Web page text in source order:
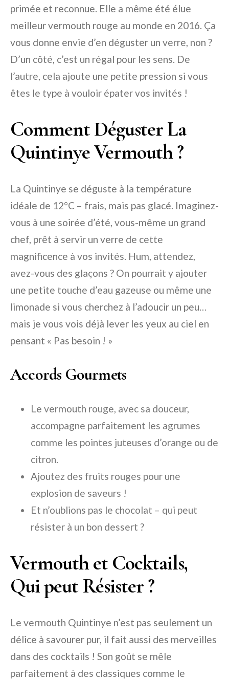
primée et reconnue. Elle a même été élue
meilleur vermouth rouge au monde en 2016. Ça
vous donne envie d’en déguster un verre, non ?
D’un côté, c’est un régal pour les sens. De
l’autre, cela ajoute une petite pression si vous
êtes le type à vouloir épater vos invités !
Comment Déguster La
Quintinye Vermouth ?
La Quintinye se déguste à la température
idéale de 12°C – frais, mais pas glacé. Imaginez-
vous à une soirée d’été, vous-même un grand
chef, prêt à servir un verre de cette
magnificence à vos invités. Hum, attendez,
avez-vous des glaçons ? On pourrait y ajouter
une petite touche d’eau gazeuse ou même une
limonade si vous cherchez à l’adoucir un peu…
mais je vous vois déjà lever les yeux au ciel en
pensant « Pas besoin ! »
Accords Gourmets
Le vermouth rouge, avec sa douceur,
accompagne parfaitement les agrumes
comme les pointes juteuses d’orange ou de
citron.
Ajoutez des fruits rouges pour une
explosion de saveurs !
Et n’oublions pas le chocolat – qui peut
résister à un bon dessert ?
Vermouth et Cocktails,
Qui peut Résister ?
Le vermouth Quintinye n’est pas seulement un
délice à savourer pur, il fait aussi des merveilles
dans des cocktails ! Son goût se mêle
parfaitement à des classiques comme le